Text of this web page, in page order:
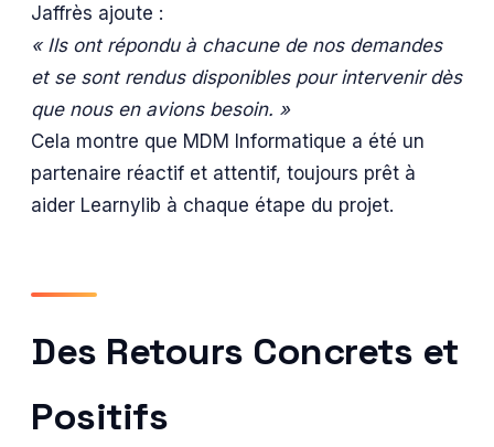
Jaffrès ajoute :
« Ils ont répondu à chacune de nos demandes
et se sont rendus disponibles pour intervenir dès
que nous en avions besoin. »
Cela montre que MDM Informatique a été un
partenaire réactif et attentif, toujours prêt à
aider Learnylib à chaque étape du projet.
Des Retours Concrets et
Positifs